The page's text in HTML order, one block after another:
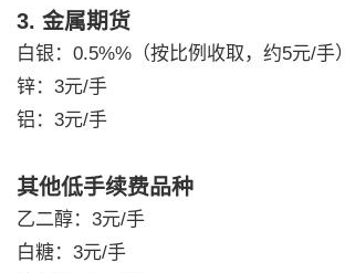
3. 金属期货
白银：0.5%%（按比例收取，约5元/手）
锌：3元/手
铝：3元/手
其他低手续费品种
乙二醇：3元/手
白糖：3元/手